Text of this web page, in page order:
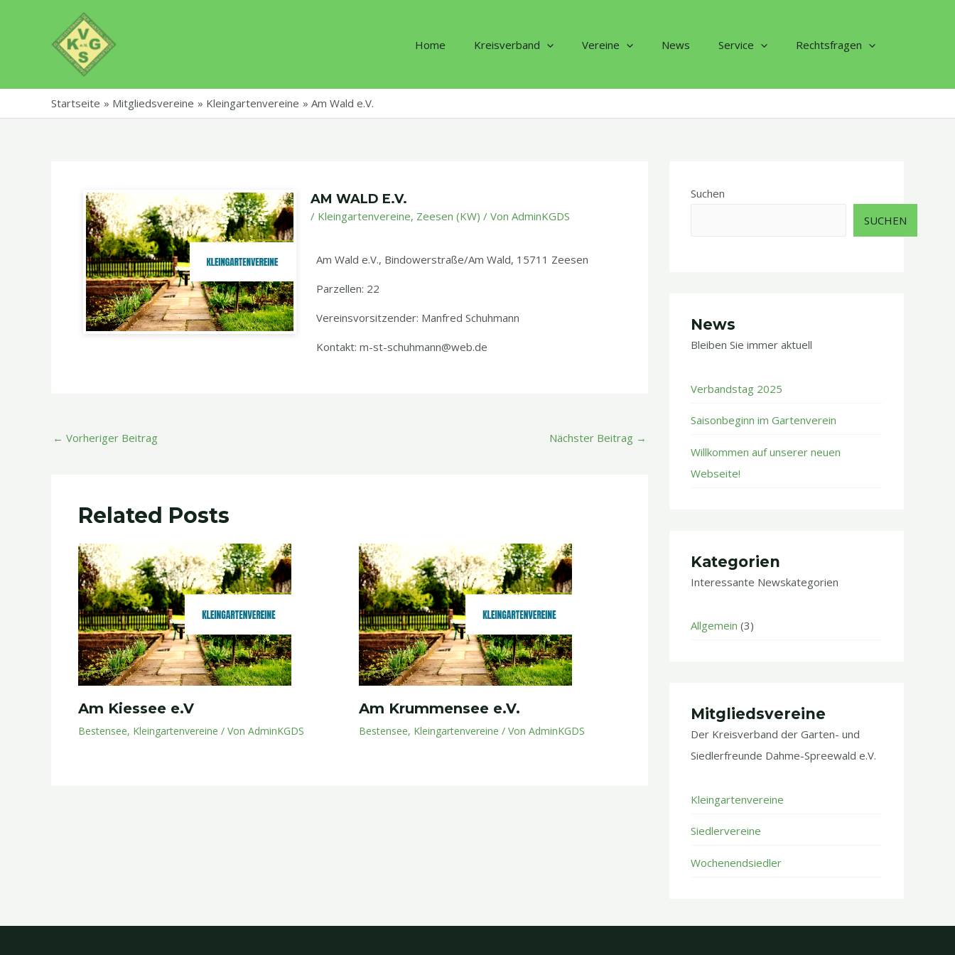
Home Kreisverband Vereine News Service Rechtsfragen
Startseite Mitgliedsvereine Kleingartenvereine Am Wald e.V.
AM WALD E.V.
/ Kleingartenvereine, Zeesen (KW) / Von AdminKGDS
Am Wald e.V., Bindowerstraße/Am Wald, 15711 Zeesen
Parzellen: 22
Vereinsvorsitzender: Manfred Schuhmann
Kontakt: m-st-schuhmann@web.de
navigation
← Vorheriger Beitrag Nächster Beitrag →
Related Posts
Am Kiessee e.V
Bestensee, Kleingartenvereine / Von AdminKGDS
Am Krummensee e.V.
Bestensee, Kleingartenvereine / Von AdminKGDS
Suchen
SUCHEN
News
Bleiben Sie immer aktuell ​
Verbandstag 2025
Saisonbeginn im Gartenverein
Willkommen auf unserer neuen
Webseite!
Kategorien
Interessante Newskategorien
Allgemein (3)
Mitgliedsvereine
Der Kreisverband der Garten- und
Siedlerfreunde Dahme-Spreewald e.V.
Kleingartenvereine
Siedlervereine
Wochenendsiedler